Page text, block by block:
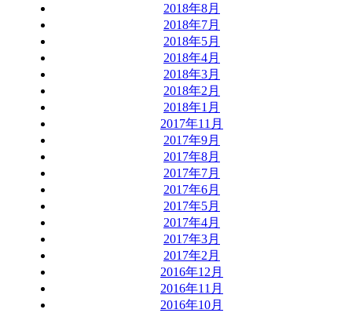
2018年8月
2018年7月
2018年5月
2018年4月
2018年3月
2018年2月
2018年1月
2017年11月
2017年9月
2017年8月
2017年7月
2017年6月
2017年5月
2017年4月
2017年3月
2017年2月
2016年12月
2016年11月
2016年10月